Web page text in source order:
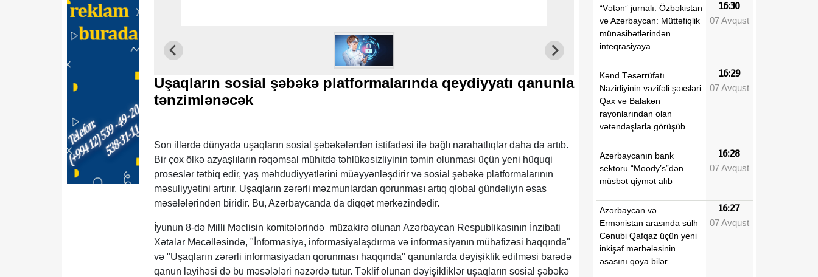
Uşaqların sosial şəbəkə platformalarında qeydiyyatı qanunla
tənzimlənəcək
Son illərdə dünyada uşaqların sosial şəbəkələrdən istifadəsi ilə bağlı narahatlıqlar daha da artıb.
Bir çox ölkə azyaşlıların rəqəmsal mühitdə təhlükəsizliyinin təmin olunması üçün yeni hüquqi
proseslər tətbiq edir, yaş məhdudiyyətlərini müəyyənləşdirir və sosial şəbəkə platformalarının
məsuliyyətini artırır. Uşaqların zərərli məzmunlardan qorunması artıq qlobal gündəliyin əsas
məsələlərindən biridir. Bu, Azərbaycanda da diqqət mərkəzindədir.
İyunun 8-də Milli Məclisin komitələrində müzakirə olunan Azərbaycan Respublikasının İnzibati
Xətalar Məcəlləsində, "İnformasiya, informasiyalaşdırma və informasiyanın mühafizəsi haqqında"
və "Uşaqların zərərli informasiyadan qorunması haqqında" qanunlarda dəyişiklik edilməsi barədə
qanun layihəsi də bu məsələləri nəzərdə tutur. Təklif olunan dəyişikliklər uşaqların sosial şəbəkə
“Vətən” jurnalı: Özbəkistan
və Azərbaycan: Müttəfiqlik
münasibətlərindən
inteqrasiyaya
16:30
07 Avqust
Kənd Təsərrüfatı
Nazirliyinin vəzifəli şəxsləri
Qax və Balakən
rayonlarından olan
vətəndaşlarla görüşüb
16:29
07 Avqust
Azərbaycanın bank
sektoru “Moody’s”dən
müsbət qiymət alıb
16:28
07 Avqust
Azərbaycan və
Ermənistan arasında sülh
Cənubi Qafqaz üçün yeni
inkişaf mərhələsinin
əsasını qoya bilər
16:27
07 Avqust